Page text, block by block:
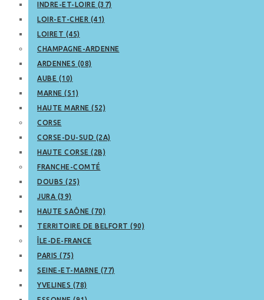
INDRE-ET-LOIRE (37)
LOIR-ET-CHER (41)
LOIRET (45)
CHAMPAGNE-ARDENNE
ARDENNES (08)
AUBE (10)
MARNE (51)
HAUTE MARNE (52)
CORSE
CORSE-DU-SUD (2A)
HAUTE CORSE (2B)
FRANCHE-COMTÉ
DOUBS (25)
JURA (39)
HAUTE SAÔNE (70)
TERRITOIRE DE BELFORT (90)
ÎLE-DE-FRANCE
PARIS (75)
SEINE-ET-MARNE (77)
YVELINES (78)